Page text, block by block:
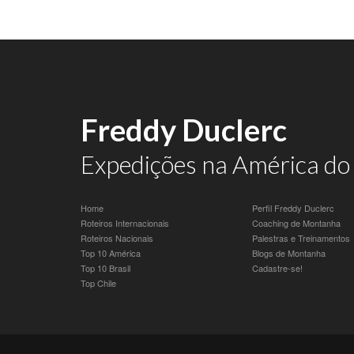
Freddy Duclerc
Expedições na América
Home
Roteiros Internacionais
Roteiros Nacionais
Top 10 América
Top 10 Brasil
Top Chile
Perfil Freddy Duclerc
Coaching de Montanha
Palestras e Treinamentos
Blogs de Montanha
Cadastre-se!